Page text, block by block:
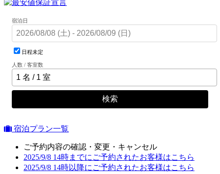
宿泊日
日程未定
人数 / 客室数
検索
宿泊プラン一覧
ご予約内容の確認・変更・キャンセル
2025/9/8 14時までにご予約されたお客様はこちら
2025/9/8 14時以降にご予約されたお客様はこちら